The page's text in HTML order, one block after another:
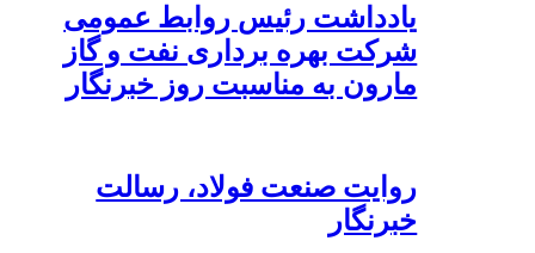
یادداشت رئیس روابط عمومی
شرکت بهره برداری نفت و گاز
مارون به مناسبت روز خبرنگار
روایت صنعت فولاد،‌ رسالت
خبرنگار